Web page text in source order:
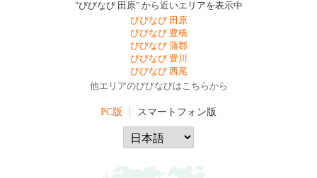
"びびなび 田原" から近いエリアを表示中
びびなび 田原
びびなび 豊橋
びびなび 蒲郡
びびなび 豊川
びびなび 西尾
他エリアのびびなびはこちらから
PC版 スマートフォン版